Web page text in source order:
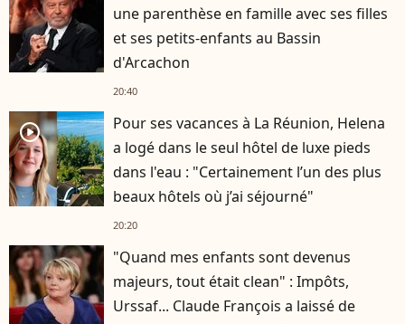
une parenthèse en famille avec ses filles
et ses petits-enfants au Bassin
d'Arcachon
20:40
player2
Pour ses vacances à La Réunion, Helena
a logé dans le seul hôtel de luxe pieds
dans l'eau : "Certainement l’un des plus
beaux hôtels où j’ai séjourné"
20:20
"Quand mes enfants sont devenus
majeurs, tout était clean" : Impôts,
Urssaf... Claude François a laissé de